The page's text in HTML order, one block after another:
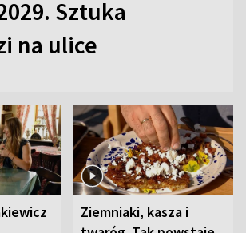
Sztuka
na ulice
Ziemniaki, kasza i